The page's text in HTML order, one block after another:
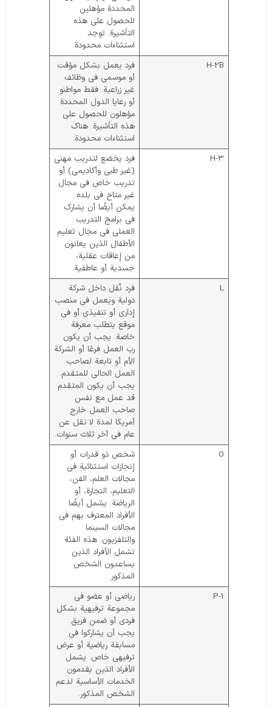
المحددة مؤهلين
للحصول على هذه
التأشيرة. توجد
استثناءات محدودة.
H-2B
فرد يعمل بشكل مؤقت
أو موسمي في وظائف
غير زراعية. فقط مواطنو
أو رعايا الدول المحددة
مؤهلون للحصول على
هذه التأشيرة. هناك
استثناءات محدودة.
H-3
فرد يخضع لتدريب مهني
(غير طبي وأكاديمي) أو
تدريب خاص في مجال
غير متاح في بلده.
يمكن أيضًا أن يشارك
في برامج التدريب
العملي في مجال تعليم
الأطفال الذين يعانون
من إعاقات عقلية،
جسدية أو عاطفية.
L
فرد نُقل داخل شركة
دولية ويعمل في منصب
إداري أو تنفيذي أو في
موقع يتطلب معرفة
خاصة. يجب أن يكون
رب العمل فرعًا أو الشركة
الأم أو تابعة لصاحب
العمل الحالي للمتقدم.
يجب أن يكون المتقدم
قد عمل مع نفس
صاحب العمل خارج
أمريكا لمدة لا تقل عن
عام في آخر ثلاث سنوات.
O
شخص ذو قدرات أو
إنجازات استثنائية في
مجالات العلم، الفن،
التعليم، التجارة، أو
الرياضة. يشمل أيضًا
الأفراد المعترف بهم في
مجالات السينما
والتلفزيون. هذه الفئة
تشمل الأفراد الذين
يساعدون الشخص
المذكور.
P-1
رياضي أو عضو في
مجموعة ترفيهية بشكل
فردي أو ضمن فريق.
يجب أن يشاركوا في
مسابقة رياضية أو عرض
ترفيهي خاص. يشمل
الأفراد الذين يقدمون
الخدمات الأساسية لدعم
الشخص المذكور.